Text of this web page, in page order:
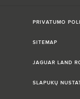
PRIVATUMO
SITEMAP
JAGUAR LAND
SLAPUKŲ